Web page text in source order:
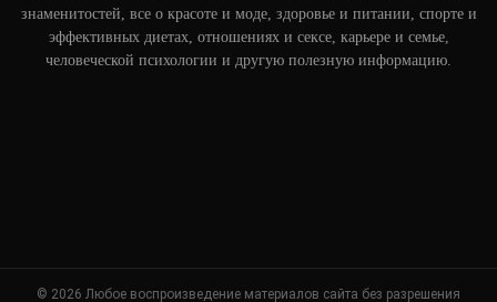
знаменитостей, все о красоте и моде, здоровье и питании, спорте и
эффективных диетах, отношениях и сексе, карьере и семье,
человеческой психологии и другую полезную информацию.
© 2026 Любое воспроизведение материалов сайта без разрешения